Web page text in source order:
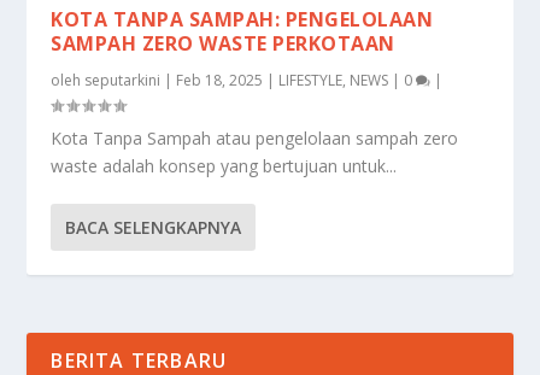
KOTA TANPA SAMPAH: PENGELOLAAN
SAMPAH ZERO WASTE PERKOTAAN
oleh seputarkini | Feb 18, 2025 | LIFESTYLE, NEWS | 0 |
Kota Tanpa Sampah atau pengelolaan sampah zero
waste adalah konsep yang bertujuan untuk...
BACA SELENGKAPNYA
BERITA TERBARU